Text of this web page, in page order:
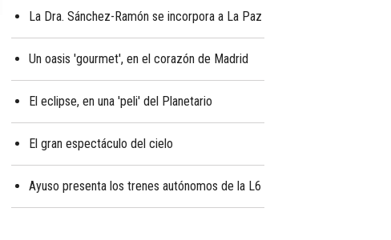
La Dra. Sánchez-Ramón se incorpora a La Paz
Un oasis 'gourmet', en el corazón de Madrid
El eclipse, en una 'peli' del Planetario
El gran espectáculo del cielo
Ayuso presenta los trenes autónomos de la L6